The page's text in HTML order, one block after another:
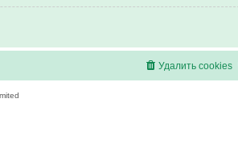
Удалить cookies